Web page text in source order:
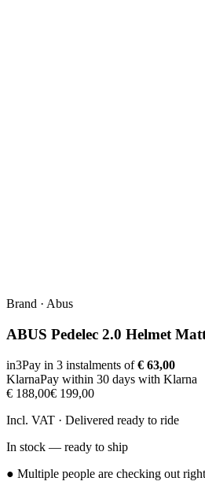
Brand · Abus
ABUS Pedelec 2.0 Helmet
in3Pay in 3 instalments of € 63,00
KlarnaPay within 30 days with Klarna
€ 188,00€ 199,00
Incl. VAT · Delivered ready to ride
In stock — ready to ship
● Multiple people are checking out